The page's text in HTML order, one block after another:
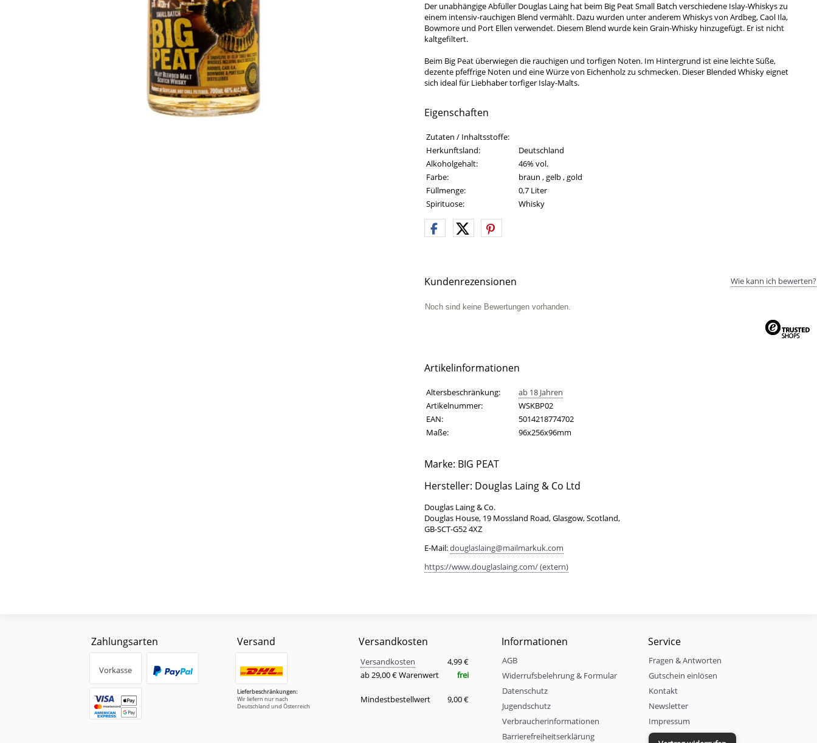
Der unabhängige Abfüller Douglas Laing hat beim Big Peat Small Batch verschiedene Islay-Whiskys zu
einem intensiv-rauchigen Blend vermählt. Dazu wurden unter anderem Whiskys von Ardbeg, Caol Ila,
Bowmore und Port Ellen verwendet. Diesem Blend wurde kein Grain-Whisky hinzugefügt. Er ist nicht
kaltgefiltert.
Beim Big Peat überwiegen die rauchigen und torfigen Noten. Im Hintergrund ist eine leichte Süße,
dezente pfeffrige Noten und eine Würze von Eichenholz zu schmecken. Dieser Blended Whisky eignet
sich ideal für Liebhaber torfiger Islay-Malts.
Eigenschaften
Eigenschaften des Produkts
Eigenschaft Wert
Zutaten / Inhaltsstoffe:
Herkunftsland:
Deutschland
Alkoholgehalt:
46% vol.
Farbe:
braun , gelb , gold
Füllmenge:
0,7 Liter
Spirituose:
Whisky
Kundenrezensionen Wie kann ich bewerten?
Noch sind keine Bewertungen vorhanden.
Artikelinformationen
Artikelinformationen
Eigenschaft Wert
Altersbeschränkung:
ab 18 Jahren
Artikelnummer:
WSKBP02
EAN:
5014218774702
Maße:
96x256x96mm
Marke: BIG PEAT
Hersteller: Douglas Laing & Co Ltd
Douglas Laing & Co.
Douglas House, 19 Mossland Road, Glasgow, Scotland,
GB-SCT-G52 4XZ
E-Mail:douglaslaing@mailmarkuk.com
https://www.douglaslaing.com/ (extern)
Zahlungsarten
Vorkasse
Versand
Lieferbeschränkungen:
Wir liefern nur nach
Deutschland und Österreich
Versandkosten
Versandkosten
Eigenschaft Wert
Versandkosten
4,99 €
ab 29,00 € Warenwert
frei
Mindestbestellwert 9,00 €
Informationen
AGB
Widerrufsbelehrung & Formular
Datenschutz
Jugendschutz
Verbraucherinformationen
Barrierefreiheitserklärung
Service
Fragen & Antworten
Gutschein einlösen
Kontakt
Newsletter
Impressum